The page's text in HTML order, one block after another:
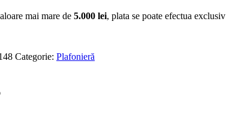
mai mare de 5.000 lei, plata se poate efectua exclusiv
Categorie: Plafonieră